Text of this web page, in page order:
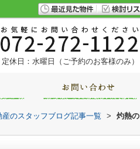
定休日：水曜日（ご予約のお客様のみ）
のスタッフブログ記事一覧 >
灼熱の